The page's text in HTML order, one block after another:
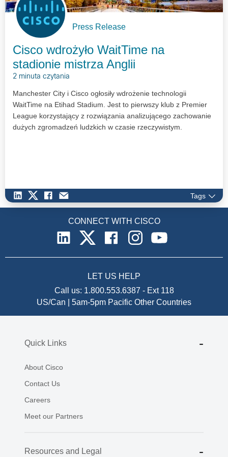
Press Release
Cisco wdrożyło WaitTime na
stadionie mistrza Anglii
2 minuta czytania
Manchester City i Cisco ogłosiły wdrożenie technologii
WaitTime na Etihad Stadium. Jest to pierwszy klub z Premier
League korzystający z rozwiązania analizującego zachowanie
dużych zgromadzeń ludzkich w czasie rzeczywistym.
Tags
CONNECT WITH CISCO
LET US HELP
Call us: 1.800.553.6387 - Ext 118
US/Can | 5am-5pm Pacific Other Countries